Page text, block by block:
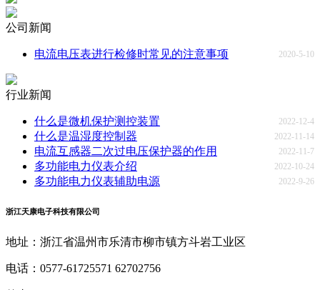
公司新闻
电流电压表进行检修时常见的注意事项 2020-5-10
行业新闻
什么是微机保护测控装置 2022-12-4
什么是温湿度控制器 2022-11-14
电流互感器二次过电压保护器的作用 2022-11-7
多功能电力仪表介绍 2022-10-24
多功能电力仪表辅助电源 2022-9-26
浙江天康电子科技有限公司
地址：浙江省温州市乐清市柳市镇方斗岩工业区
电话：0577-61725571 62702756